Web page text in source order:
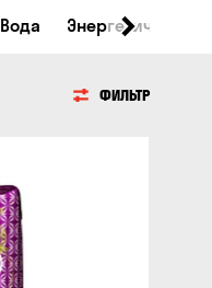
Вода Энергетические
ФИЛЬТР